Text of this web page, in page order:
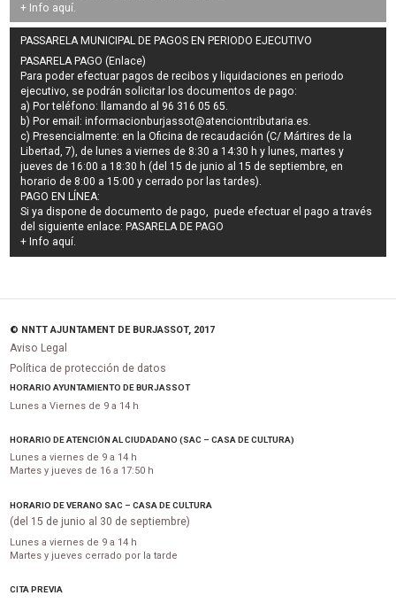
+ Info aquí.
PASSARELA MUNICIPAL DE PAGOS EN PERIODO EJECUTIVO
PASARELA PAGO (Enlace)
Para poder efectuar pagos derecibos y liquidaciones en periodo
ejecutivo, se podrán solicitar los documentos de pago:
a) Por teléfono: llamando al 96 316 05 65.
b) Por email:informacionburjassot@atenciontributaria.es.
c) Presencialmente: en la Oficina de recaudación (C/ Mártires de la
Libertad, 7), de lunes a viernes de 8:30 a 14:30 h y lunes, martes y
jueves de 16:00 a 18:30 h (del 15 de junio al 15 de septiembre, en
horario de 8:00 a 15:00 y cerrado por las tardes).
PAGO EN LÍNEA:
Si ya dispone de documento de pago, puede efectuar el pago a través
del siguiente enlace: PASARELA DE PAGO
+ Info aquí.
© NNTT AJUNTAMENT DE BURJASSOT, 2017
Aviso Legal
Política de protección de datos
HORARIO AYUNTAMIENTO DE BURJASSOT
Lunes a Viernes de 9 a 14 h
HORARIO DE ATENCIÓN AL CIUDADANO (SAC – CASA DE CULTURA)
Lunes a viernes de 9 a 14 h
Martes y jueves de 16 a 17:50 h
HORARIO DE VERANO SAC – CASA DE CULTURA
(del 15 de junio al 30 de septiembre)
Lunes a viernes de 9 a 14 h
Martes y jueves cerrado por la tarde
CITA PREVIA